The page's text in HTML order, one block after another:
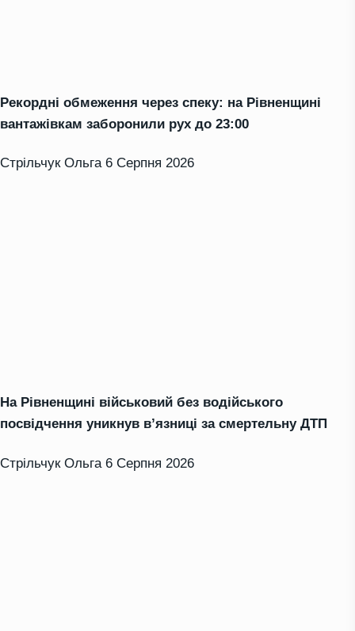
Рекордні обмеження через спеку: на Рівненщині
вантажівкам заборонили рух до 23:00
Стрільчук Ольга 6 Серпня 2026
На Рівненщині військовий без водійського
посвідчення уникнув в’язниці за смертельну ДТП
Стрільчук Ольга 6 Серпня 2026